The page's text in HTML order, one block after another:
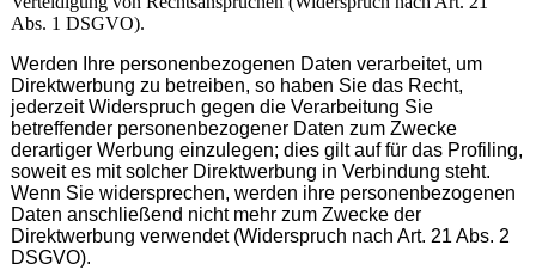
Abs. 1 DSGVO).
Werden Ihre personenbezogenen Daten verarbeitet, um
Direktwerbung zu betreiben, so haben Sie das Recht,
jederzeit Widerspruch gegen die Verarbeitung Sie
betreffender personenbezogener Daten zum Zwecke
derartiger Werbung einzulegen; dies gilt auf für das Profiling,
soweit es mit solcher Direktwerbung in Verbindung steht.
Wenn Sie widersprechen, werden ihre personenbezogenen
Daten anschließend nicht mehr zum Zwecke der
Direktwerbung verwendet (Widerspruch nach Art. 21 Abs. 2
DSGVO).